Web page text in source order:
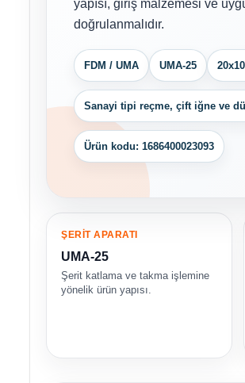
yapısı, giriş malzemesi ve
doğrulanmalıdır.
FDM / UMA UMA-25
Sanayi tipi reçme, çift iğne ve
Ürün kodu: 1686400023093
ŞERİT APARATI
UMA-25
Şerit katlama ve takma işlemine
yönelik ürün yapısı.